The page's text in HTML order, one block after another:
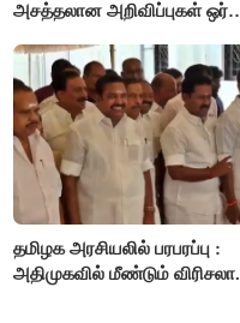
அசத்தலான அறிவிப்புகள் ஒர்
தமிழக அரசியலில் பரபரப்பு :
அதிமுகவில் மீண்டும்